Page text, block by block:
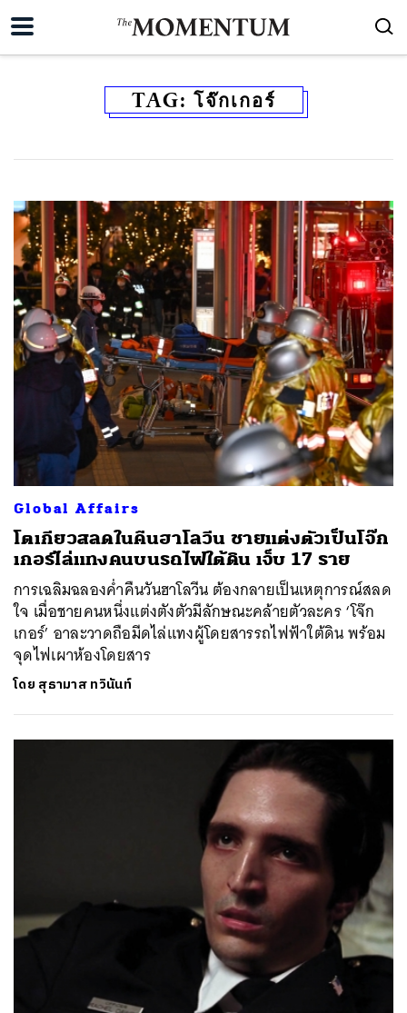
TAG: โจ๊กเกอร์
Global Affairs
โตเกียวสลดในคืนฮาโลวีน ชายแต่งตัวเป็นโจ๊ก
เกอร์ไล่แทงคนบนรถไฟใต้ดิน เจ็บ 17 ราย
การเฉลิมฉลองค่ำคืนวันฮาโลวีน ต้องกลายเป็นเหตุการณ์สลด
ใจ เมื่อชายคนหนึ่งแต่งตังตัวมีลักษณะคล้ายตัวละคร ‘โจ๊ก
เกอร์’ อาละวาดถือมีดไล่แทงผู้โดยสารรถไฟฟ้าใต้ดิน พร้อม
จุดไฟเผาห้องโดยสาร
โดย สุธามาส ทวินันท์